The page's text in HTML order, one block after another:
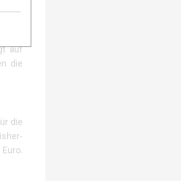
4.
im
auf
die
die